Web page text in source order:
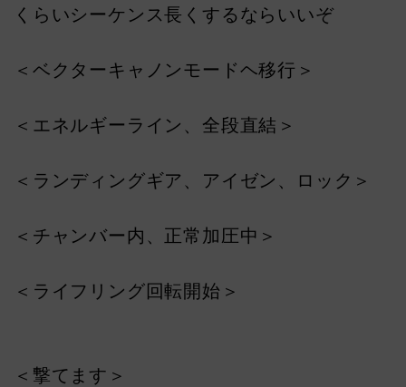
くらいシーケンス長くするならいいぞ
＜ベクターキャノンモードヘ移行＞
＜エネルギーライン、全段直結＞
＜ランディングギア、アイゼン、ロック＞
＜チャンバー内、正常加圧中＞
＜ライフリング回転開始＞
＜撃てます＞